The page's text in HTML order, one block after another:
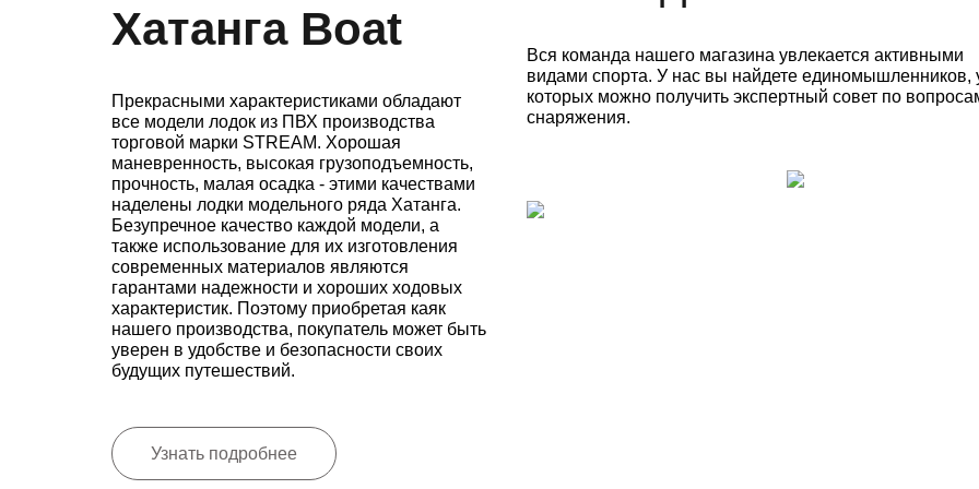
Хатанга Boat
Прекрасными характеристиками обладают
все модели лодок из ПВХ производства
торговой марки STREAM. Хорошая
маневренность, высокая грузоподъемность,
прочность, малая осадка - этими качествами
наделены лодки модельного ряда Хатанга.
Безупречное качество каждой модели, а
также использование для их изготовления
современных материалов являются
гарантами надежности и хороших ходовых
характеристик. Поэтому приобретая каяк
нашего производства, покупатель может быть
уверен в удобстве и безопасности своих
будущих путешествий.
Узнать подробнее
Вся команда нашего магазина увлекается активными
видами спорта. У нас вы найдете единомышленников,
которых можно получить экспертный совет по
снаряжения.